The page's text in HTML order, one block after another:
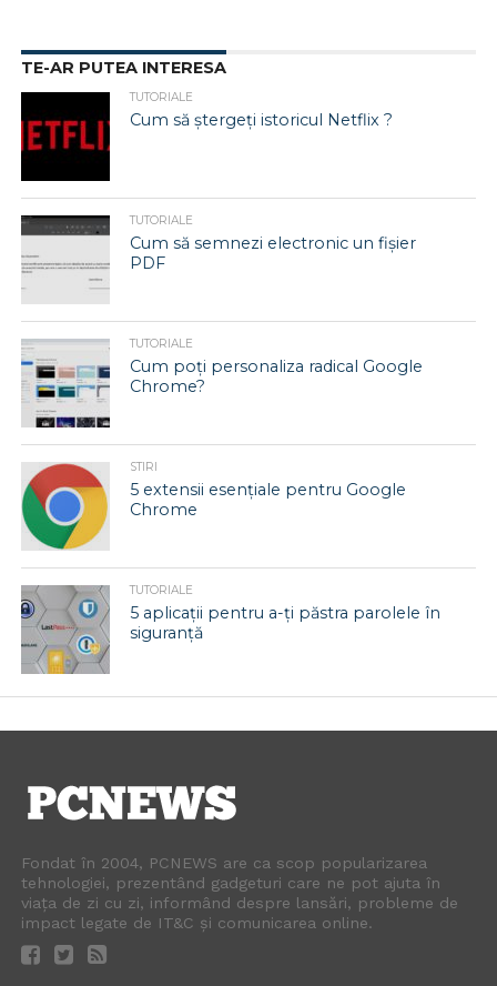
TE-AR PUTEA INTERESA
TUTORIALE
Cum să ștergeți istoricul Netflix ?
TUTORIALE
Cum să semnezi electronic un fișier
PDF
TUTORIALE
Cum poți personaliza radical Google
Chrome?
STIRI
5 extensii esențiale pentru Google
Chrome
TUTORIALE
5 aplicații pentru a-ți păstra parolele în
siguranță
Fondat în 2004, PCNEWS are ca scop popularizarea
tehnologiei, prezentând gadgeturi care ne pot ajuta în
viața de zi cu zi, informând despre lansări, probleme de
impact legate de IT&C și comunicarea online.